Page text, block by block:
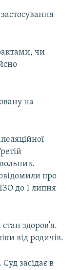
чи
на
про
до 1 липня
здоров'я.
від родичів.
засідає в